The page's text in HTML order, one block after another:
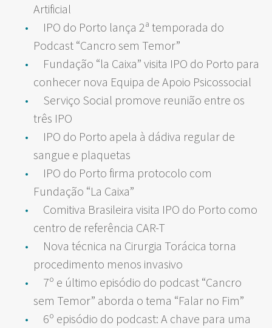
Artificial
IPO do Porto lança 2ª temporada do
Podcast “Cancro sem Temor”
Fundação “la Caixa” visita IPO do Porto para
conhecer nova Equipa de Apoio Psicossocial
Serviço Social promove reunião entre os
três IPO
IPO do Porto apela à dádiva regular de
sangue e plaquetas
IPO do Porto firma protocolo com
Fundação “La Caixa”
Comitiva Brasileira visita IPO do Porto como
centro de referência CAR-T
Nova técnica na Cirurgia Torácica torna
procedimento menos invasivo
7º e último episódio do podcast “Cancro
sem Temor” aborda o tema “Falar no Fim”
6º episódio do podcast: A chave para uma